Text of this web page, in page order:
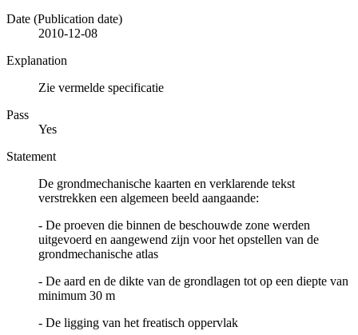
Date (Publication date)
2010-12-08
Explanation
Zie vermelde specificatie
Pass
Yes
Statement
De grondmechanische kaarten en verklarende tekst
verstrekken een algemeen beeld aangaande:
- De proeven die binnen de beschouwde zone werden
uitgevoerd en aangewend zijn voor het opstellen van de
grondmechanische atlas
- De aard en de dikte van de grondlagen tot op een diepte van
minimum 30 m
- De ligging van het freatisch oppervlak